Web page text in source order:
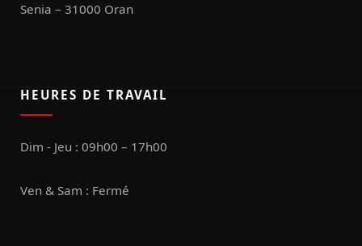
Senia – 31000 Oran
HEURES DE TRAVAIL
Dim - Jeu : 09h00 – 17h00
Ven & Sam : Fermé